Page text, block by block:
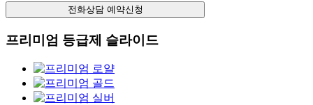
프리미엄 등급제 슬라이드